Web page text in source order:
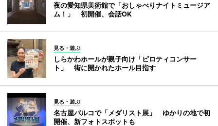
夜の愛知県美術館で「おしゃべりナイトミュージア
ム！」 初開催、会話OK
見る・遊ぶ
しらかわホールが親子向け「ピロティコンサー
ト」 街に開かれたホール目指す
見る・遊ぶ
名古屋パルコで「メダリスト展」 ゆかりの地で初
開催、新フォトスポットも